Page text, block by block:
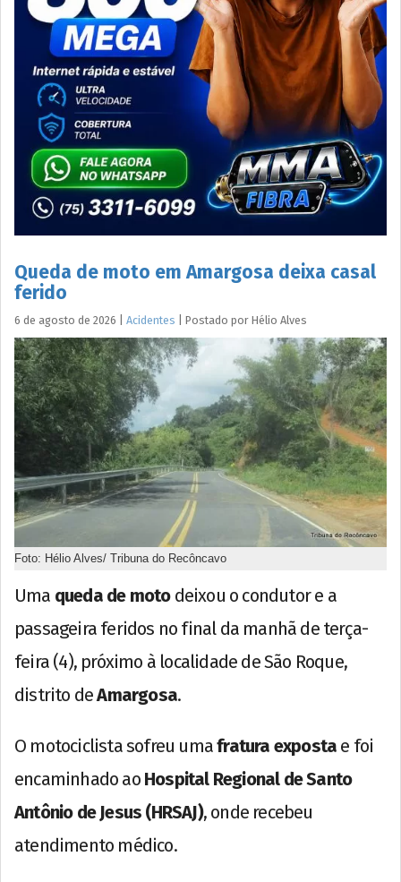
Queda de moto em Amargosa deixa casal
ferido
6 de agosto de 2026 Acidentes Postado por Hélio Alves
Foto: Hélio Alves/ Tribuna do Recôncavo
Uma queda de motodeixou o condutor e a
passageira feridos no final da manhã de terça-
feira (4), próximo à localidade de São Roque,
distrito deAmargosa.
O motociclista sofreu umafratura exposta e foi
encaminhado ao Hospital Regional de Santo
Antônio de Jesus (HRSAJ), onde recebeu
atendimento médico.